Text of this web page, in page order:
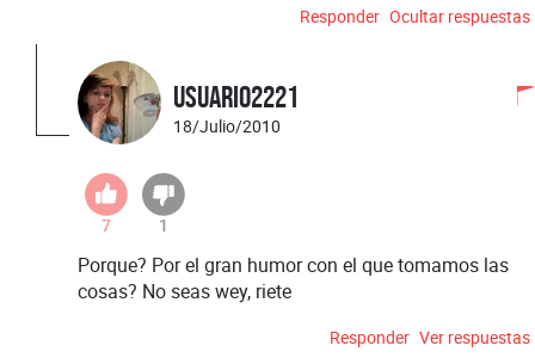
Responder Ocultar respuestas
USUARIO2221
18/Julio/2010
7 1
Porque? Por el gran humor con el que tomamos las
cosas? No seas wey, riete
Responder Ver respuestas